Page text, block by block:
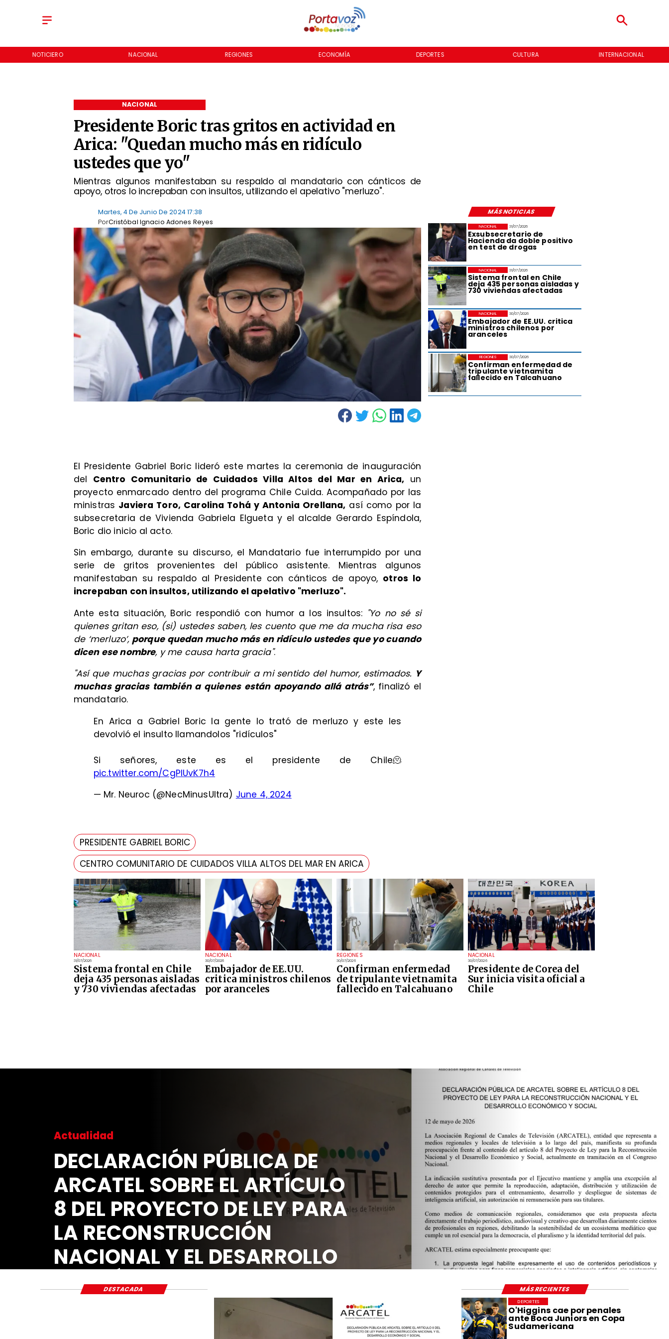
NOTICIERO NACIONAL REGIONES ECONOMÍA DEPORTES CULTURA INTERNACIONAL
Presidente Boric tras gritos en actividad en
Arica: "Quedan mucho más en ridículo
ustedes que yo"
​Mientras algunos manifestaban su respaldo al mandatario con cánticos de
apoyo, otros lo increpaban con insultos, utilizando el apelativo "merluzo".
NACIONAL
MÁS NOTICIAS
Martes, 4 De Junio De 2024 17:38
Cristóbal Ignacio Adones Reyes
Por
NACIONAL
31/07/2026
Sistema frontal en Chile
deja 435 personas aisladas
y 730 viviendas afectadas
NACIONAL
30/07/2026
Embajador de EE.UU.
critica ministros chilenos
por aranceles
REGIONES
30/07/2026
Confirman enfermedad
de tripulante vietnamita
fallecido en Talcahuano
NACIONAL
30/07/2026
Presidente de Corea del
Sur inicia visita oficial a
Chile
31/07/2026
Exsubsecretario de
Hacienda da doble positivo
en test de drogas
NACIONAL
31/07/2026
Sistema frontal en Chile
deja 435 personas aisladas y
730 viviendas afectadas
NACIONAL
30/07/2026
Embajador de EE.UU. critica
ministros chilenos por
aranceles
NACIONAL
30/07/2026
Confirman enfermedad de
tripulante vietnamita
fallecido en Talcahuano
REGIONES
El Presidente Gabriel Boric lideró este martes la ceremonia de inauguración
del Centro Comunitario de Cuidados Villa Altos del Mar en Arica, un
proyecto enmarcado dentro del programa Chile Cuida. Acompañado por las
ministras Javiera Toro, Carolina Tohá y Antonia Orellana, así como por la
subsecretaria de Vivienda Gabriela Elgueta y el alcalde Gerardo Espíndola,
Boric dio inicio al acto.
Sin embargo, durante su discurso, el Mandatario fue interrumpido por una
serie de gritos provenientes del público asistente. Mientras algunos
manifestaban su respaldo al Presidente con cánticos de apoyo, otros lo
increpaban con insultos, utilizando el apelativo "merluzo".
Ante esta situación, Boric respondió con humor a los insultos: "Yo no sé si
quienes gritan eso, (si) ustedes saben, les cuento que me da mucha risa eso
de ‘merluzo’, porque quedan mucho más en ridículo ustedes que yo cuando
dicen ese nombre, y me causa harta gracia".
"Así que muchas gracias por contribuir a mi sentido del humor, estimados. Y
muchas gracias también a quienes están apoyando allá atrás”, finalizó el
mandatario.
En Arica a Gabriel Boric la gente lo trató de merluzo y este les
devolvió el insulto llamandolos "ridículos"
Si señores, este es el presidente de Chile🫠
pic.twitter.com/CgPlUvK7h4
— Mr. Neuroc (@NecMinusUltra) June 4, 2024
PRESIDENTE GABRIEL BORIC
CENTRO COMUNITARIO DE CUIDADOS VILLA ALTOS DEL MAR EN ARICA
Actualidad
DECLARACIÓN PÚBLICA DE
ARCATEL SOBRE EL ARTÍCULO
8 DEL PROYECTO DE LEY PARA
LA RECONSTRUCCIÓN
NACIONAL Y EL DESARROLLO
ECONÓMICO Y SOCIAL
O'Higgins cae por penales
ante Boca Juniors en Copa
Sudamericana
DEPORTES
DESTACADA MÁS RECIENTES